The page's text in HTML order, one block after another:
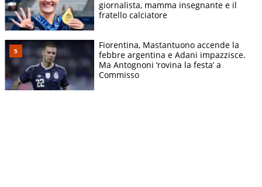
giornalista, mamma insegnante e il
fratello calciatore
Fiorentina, Mastantuono accende la
febbre argentina e Adani impazzisce.
Ma Antognoni ‘rovina la festa’ a
Commisso